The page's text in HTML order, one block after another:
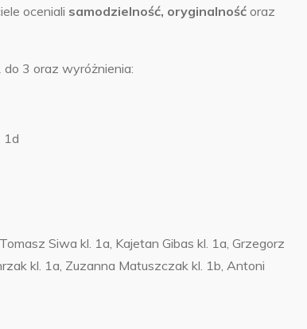
oceniali samodzielność, oryginalność oraz
do 3 oraz wyróżnienia:
1d
Siwa kl. 1a, Kajetan Gibas kl. 1a, Grzegorz
kl. 1a, Zuzanna Matuszczak kl. 1b, Antoni